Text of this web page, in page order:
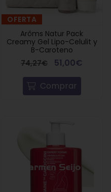
OFERTA
Arôms Natur Pack
Creamy Gel Lipo-Celulit y
B-Caroteno
74,27€
51,00€
Comprar